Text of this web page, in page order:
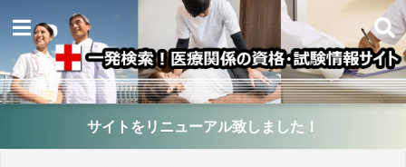
サイトをリニューアル致しました！